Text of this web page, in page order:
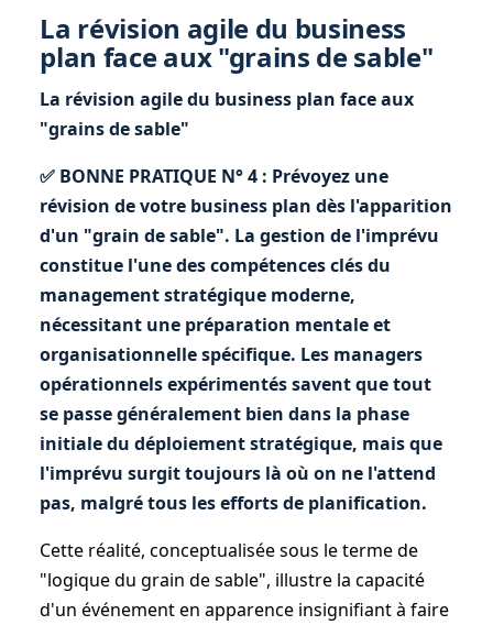
La révision agile du business
plan face aux "grains de sable"
La révision agile du business plan face aux
"grains de sable"
✅ BONNE PRATIQUE N° 4 : Prévoyez une
révision de votre business plan dès l'apparition
d'un "grain de sable". La gestion de l'imprévu
constitue l'une des compétences clés du
management stratégique moderne,
nécessitant une préparation mentale et
organisationnelle spécifique. Les managers
opérationnels expérimentés savent que tout
se passe généralement bien dans la phase
initiale du déploiement stratégique, mais que
l'imprévu surgit toujours là où on ne l'attend
pas, malgré tous les efforts de planification.
Cette réalité, conceptualisée sous le terme de
"logique du grain de sable", illustre la capacité
d'un événement en apparence insignifiant à faire